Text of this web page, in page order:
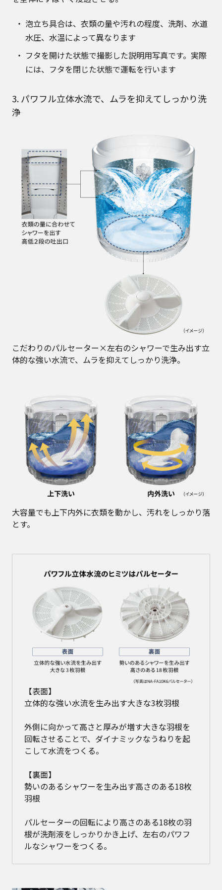
泡立ち具合は、衣類の量や汚れの程度、洗剤、水道
水圧、水温によって異なります
フタを開けた状態で撮影した説明用写真です。実際
には、フタを閉じた状態で運転を行います
3. パワフル立体水流で、ムラを抑えてしっかり洗
浄
こだわりのパルセーター×左右のシャワーで生み出す立
体的な強い水流で、ムラを抑えてしっかり洗浄。
大容量でも上下内外に衣類を動かし、汚れをしっかり落
とす。
【表面】
立体的な強い水流を生み出す大きな3枚羽根
外側に向かって高さと厚みが増す大きな羽根を
回転させることで、ダイナミックなうねりを起
こして水流をつくる。
【裏面】
勢いのあるシャワーを生み出す高さのある18枚
羽根
パルセーターの回転により高さのある18枚の羽
根が洗剤液をしっかりかき上げ、左右のパワフ
ルなシャワーをつくる。